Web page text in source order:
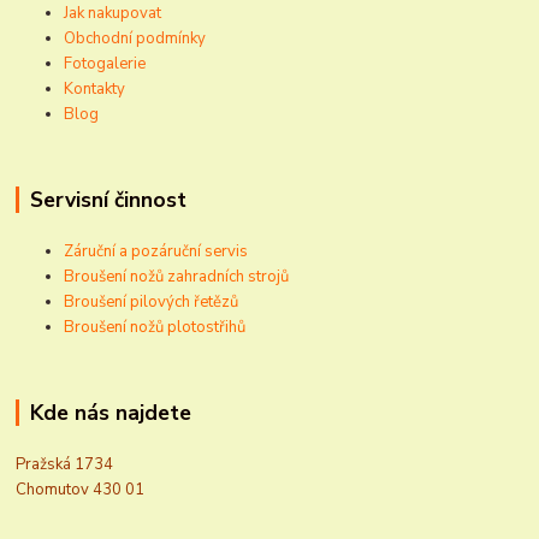
Jak nakupovat
Obchodní podmínky
Fotogalerie
Kontakty
Blog
Servisní činnost
Záruční a pozáruční servis
Broušení nožů zahradních strojů
Broušení pilových řetězů
Broušení nožů plotostřihů
Kde nás najdete
Pražská 1734
Chomutov 430 01